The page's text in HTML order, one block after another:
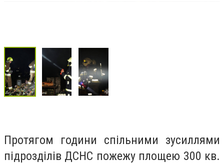
Протягом години спільними зусиллями
підрозділів ДСНС пожежу площею 300 кв.